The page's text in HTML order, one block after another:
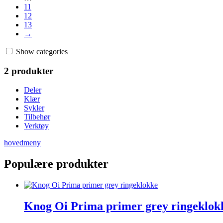
11
12
13
→
Show categories
2 produkter
Deler
Klær
Sykler
Tilbehør
Verktøy
hovedmeny
Populære produkter
Knog Oi Prima primer grey